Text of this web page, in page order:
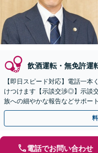
飲酒運転・無免許運
【即日スピード対応】電話一
けつけます【示談交渉◎】示談
族への細やかな報告などサポー
可【秘密厳守】【WEB面談可】
電話でお問い合わせ